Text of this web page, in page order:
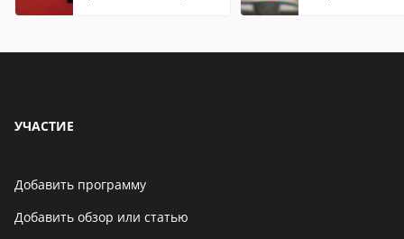
УЧАСТИЕ
Добавить программу
Добавить обзор или статью